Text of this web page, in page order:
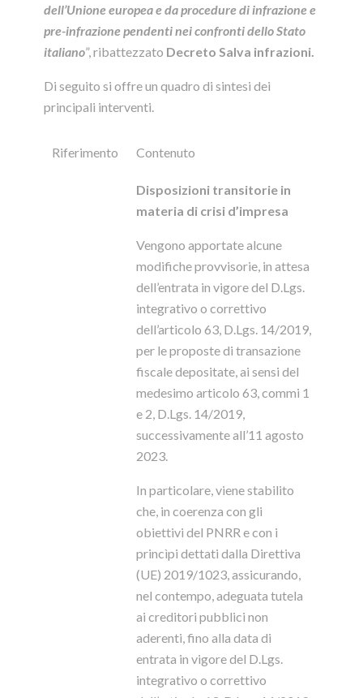
dell’Unione europea e da procedure di infrazione e
pre-infrazione pendenti nei confronti dello Stato
italiano”, ribattezzato Decreto Salva infrazioni.
Di seguito si offre un quadro di sintesi dei
principali interventi.
Riferimento Contenuto
Disposizioni transitorie in
materia di crisi d’impresa
Vengono apportate alcune
modifiche provvisorie, in attesa
dell’entrata in vigore del D.Lgs.
integrativo o correttivo
dell’articolo 63, D.Lgs. 14/2019,
per le proposte di transazione
fiscale depositate, ai sensi del
medesimo articolo 63, commi 1
e 2, D.Lgs. 14/2019,
successivamente all’11 agosto
2023.
In particolare, viene stabilito
che, in coerenza con gli
obiettivi del PNRR e con i
princìpi dettati dalla Direttiva
(UE) 2019/1023, assicurando,
nel contempo, adeguata tutela
ai creditori pubblici non
aderenti, fino alla data di
entrata in vigore del D.Lgs.
integrativo o correttivo